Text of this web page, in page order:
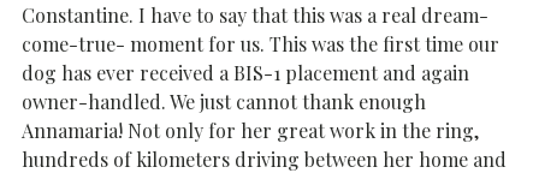
Constantine. I have to say that this was a real dream-
come-true- moment for us. This was the first time our
dog has ever received a BIS-1 placement and again
owner-handled. We just cannot thank enough
Annamaria! Not only for her great work in the ring,
hundreds of kilometers driving between her home and